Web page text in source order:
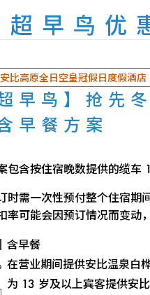
早鸟优
比高原全日空皇冠假日度假酒店
超早鸟】抢先
早餐方案
包含按住宿晚数提供的缆车
时需一次性预付整个住宿期
率可能会因预订情况而变动
含早餐
在营业期间提供安比温泉白
为 13 岁及以上宾客提供安